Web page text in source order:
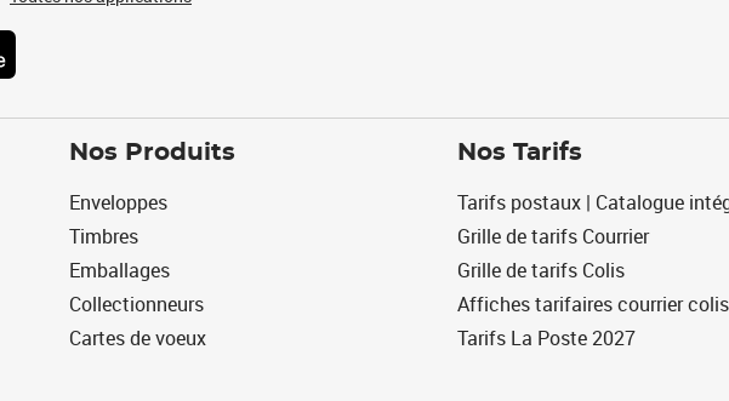
Nos Produits
Enveloppes
Timbres
Emballages
Collectionneurs
Cartes de voeux
Nos Tarifs
Tarifs postaux | Catalogue
Grille de tarifs Courrier
Grille de tarifs Colis
Affiches tarifaires courrier colis
Tarifs La Poste 2027